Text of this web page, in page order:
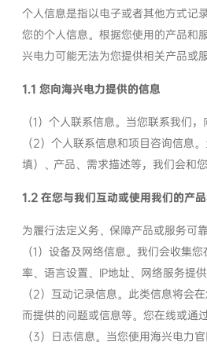
个人信息是指以电子或者其他方式记
您的个人信息。根据您使用的产品和
兴电力可能无法为您提供相关产品或
1.1 您向海兴电力提供的信息
（1）个人联系信息。当您联系我们
（2）个人联系信息和项目咨询信息
填）、产品、需求描述等，我们会和
1.2 在您与我们互动或使用我们的产
为履行法定义务、保障产品或服务可
（1）设备及网络信息。我们会收集
率、语言设置、IP地址、网络服务提
（2）互动记录信息。此类信息将会
而提供的问题或信息等。您在线或通
（3）日志信息。当您使用海兴电力